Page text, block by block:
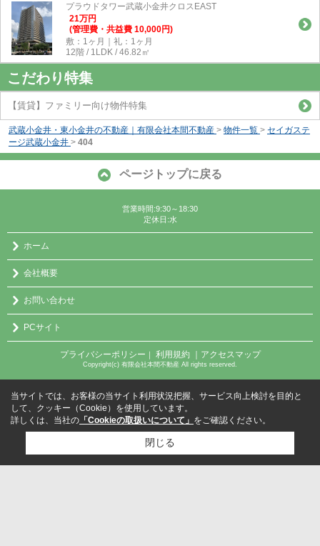
プラウドタワー武蔵小金井クロスEAST
21万円
(管理費・共益費 10,000円)
敷：1ヶ月｜礼：1ヶ月
12階 / 1LDK / 46.82㎡
こだわり特集
【賃貸】ファミリー向け物件特集
武蔵小金井・東小金井の不動産｜有限会社本間不動産 > 物件一覧 > セイガステ
ージ武蔵小金井 > 404
ページトップに戻る
営業時間:9:30～18:30
定休日:水
ホーム
会社概要
お問い合わせ
PCサイト
プライバシーポリシー ｜ 利用規約 ｜アクセスマップ
Copyright(c) 有限会社本間不動産 All rights reserved.
当サイトでは、お客様の当サイト利用状況把握、サービス向上検討を目的と
して、クッキー（Cookie）を使用しています。
詳しくは、当社の 「Cookieの取扱いについて」 をご確認ください。
閉じる